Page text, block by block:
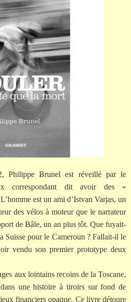
Philippe Brunel est réveillé par le
correspondant dit avoir des «
est un ami d’Istvan Varjas, un
des vélos à moteur que le narrateur
de Bâle, un an plus tôt. Que fuyait-
Suisse pour le Cameroun ? Fallait-il le
vendu son premier prototype deux
aux lointains recoins de la Toscane,
une histoire à tiroirs sur fond de
financiers opaque. Ce livre détoure